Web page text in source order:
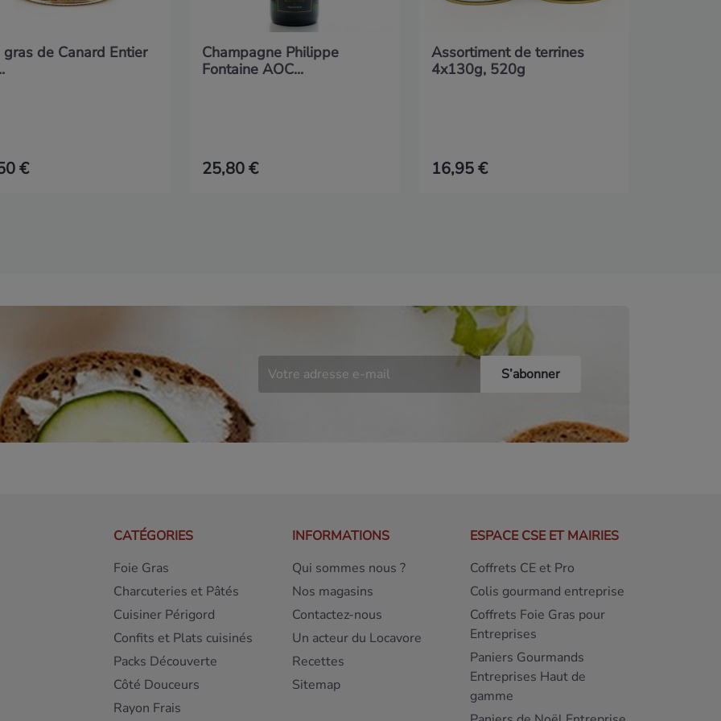
gras de Canard Entier
€
Champagne Philippe
Fontaine AOC...
25,80 €
Assortiment de terrines
4x130g, 520g
16,95 €
CATÉGORIES
Foie Gras
Charcuteries et Pâtés
Cuisiner Périgord
Confits et Plats cuisinés
Packs Découverte
Côté Douceurs
Rayon Frais
INFORMATIONS
Qui sommes nous ?
Nos magasins
Contactez-nous
Un acteur du Locavore
Recettes
Sitemap
ESPACE CSE ET MAIRIES
Coffrets CE et Pro
Colis gourmand entreprise
Coffrets Foie Gras pour
Entreprises
Paniers Gourmands
Entreprises Haut de
gamme